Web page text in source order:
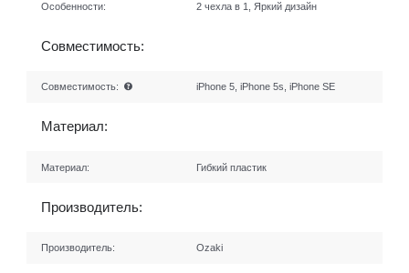
Особенности: 2 чехла в 1, Яркий дизайн
Совместимость:
Совместимость: iPhone 5, iPhone 5s, iPhone SE
Материал:
Материал: Гибкий пластик
Производитель:
Производитель: Ozaki